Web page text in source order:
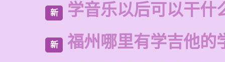
新 学音乐以后可以干什
新 福州哪里有学吉他的